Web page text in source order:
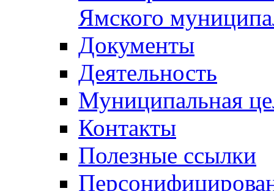
Ямского
Документы
Деятельность
Муниципальная
Контакты
Полезные ссылки